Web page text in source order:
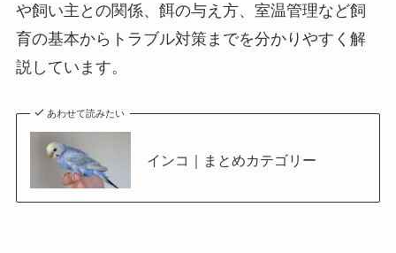
や飼い主との関係、餌の与え方、室温管理など飼
育の基本からトラブル対策までを分かりやすく解
説しています。
あわせて読みたい
インコ｜まとめカテゴリー